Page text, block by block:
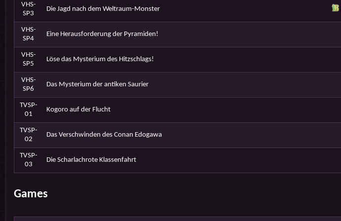
VHS-
SP3
Die Jagd nach dem Weltraum-Monster
VHS-
SP4
Eine Herausforderung der Pyramiden!
VHS-
SP5
Löse das Mysterium des Hitzschlags!
VHS-
SP6
Das Mysterium der antiken Saurier
TVSP-
01
Kogoro auf der Flucht
TVSP-
02
Das Verschwinden des Conan Edogawa
TVSP-
03
Die Scharlachrote Klassenfahrt
Games